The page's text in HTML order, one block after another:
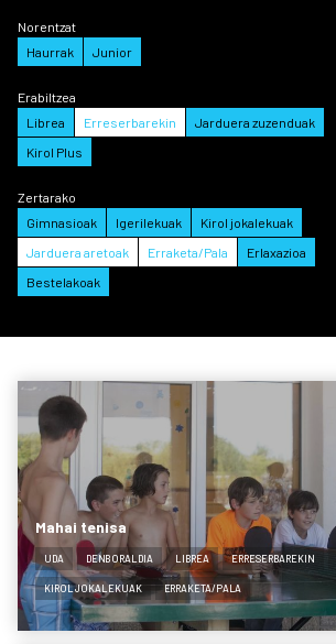
Norentzat
Haurrak
Junior
Erabiltzea
Librea
Erreserbarekin
Jarduera zuzenduak
Kirol Plus
Zertarako
Gimnasioak
Igerilekuak
Kirol jokalekuak
Jarduera aretoak
Erraketa/Pala
Erlaxazioa
Bestelakoak
Mahai tenisa
UDA DENBORALDIA LIBREA ERRESERBAREKIN
KIROL JOKALEKUAK ERRAKETA/PALA